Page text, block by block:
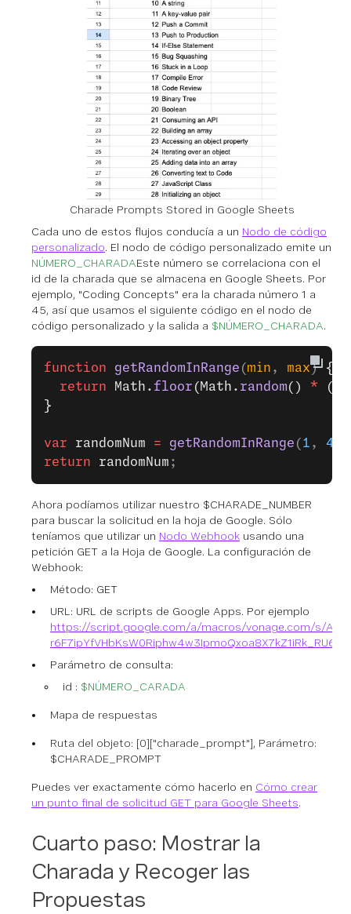
Charade Prompts Stored in Google Sheets
Cada uno de estos flujos conducía a un Nodo de código
personalizado. El nodo de código personalizado emite un
NÚMERO_CHARADAEste número se correlaciona con el
id de la charada que se almacena en Google Sheets. Por
ejemplo, "Coding Concepts" era la charada número 1 a
45, así que usamos el siguiente código en el nodo de
código personalizado y la salida a $NÚMERO_CHARADA.
function getRandomInRange (min , max) {
  return
Math.floor (Math. random() *
}
var randomNum = getRandomInRange ( 1 , 45
return randomNum ;
Ahora podíamos utilizar nuestro $CHARADE_NUMBER
para buscar la solicitud en la hoja de Google. Sólo
teníamos que utilizar un Nodo Webhook usando una
petición GET a la Hoja de Google. La configuración de
Webhook:
Método: GET
URL: URL de scripts de Google Apps. Por ejemplo
https://script.google.com/a/macros/vonage.com/s/
Parámetro de consulta:
id : $NÚMERO_CARADA
Mapa de respuestas
Ruta del objeto: [0]["charade_prompt"], Parámetro:
$CHARADE_PROMPT
Puedes ver exactamente cómo hacerlo en Cómo crear
un punto final de solicitud GET para Google Sheets.
Cuarto paso: Mostrar la
Charada y Recoger las
Propuestas